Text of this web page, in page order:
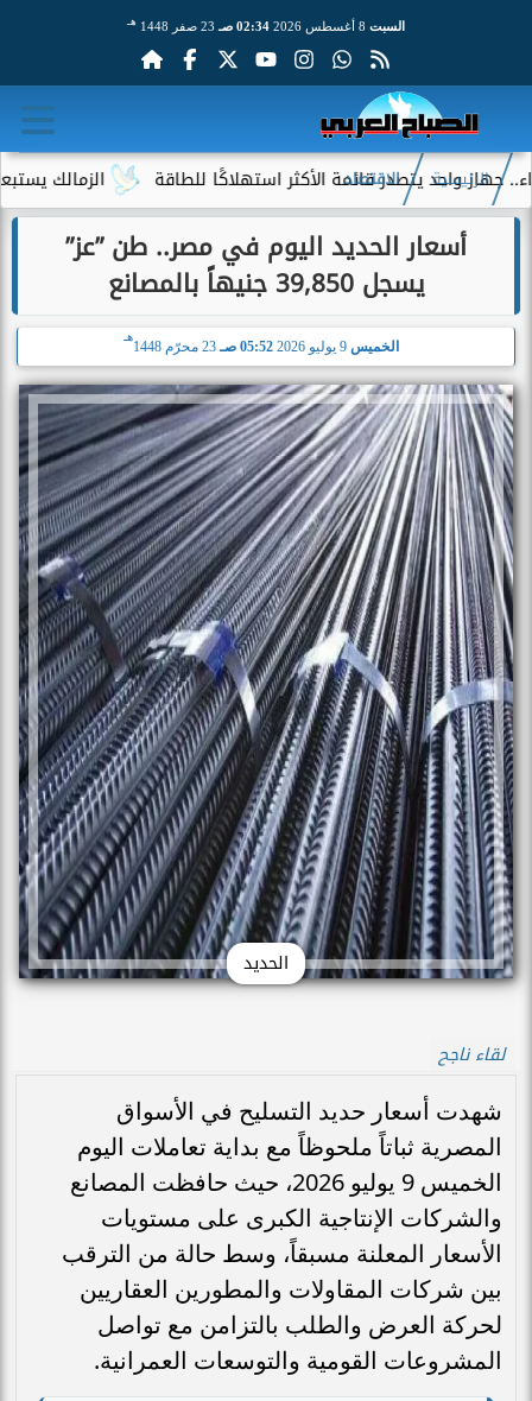
السبت 02:34 صـ 23 صفر 1448 هـ
الزمالك يستبعد 4 لاعبين شباب من حساباته في الموسم الجديد يتصدر قائمة الأكثر استهلاكًا للطاقة
الرئيسية الاقتصاد
أسعار الحديد اليوم في مصر.. طن ”عز”
يسجل 39,850 جنيهاً بالمصانع
الخميس 05:52 صـ 23 محرّم 1448
هـ
الحديد
لقاء ناجح
شهدت أسعار حديد التسليح في الأسواق
المصرية ثباتاً ملحوظاً مع بداية تعاملات اليوم
الخميس 9 يوليو 2026، حيث حافظت المصانع
والشركات الإنتاجية الكبرى على مستويات
الأسعار المعلنة مسبقاً، وسط حالة من الترقب
بين شركات المقاولات والمطورين العقاريين
لحركة العرض والطلب بالتزامن مع تواصل
المشروعات القومية والتوسعات العمرانية.